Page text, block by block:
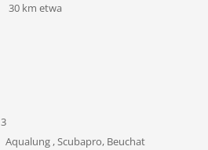
30 km etwa
3
Aqualung , Scubapro, Beuchat